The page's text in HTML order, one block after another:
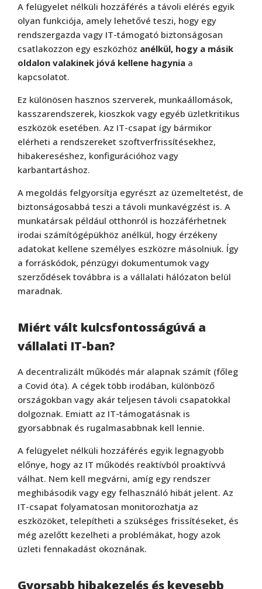
A felügyelet nélküli hozzáférés a távoli elérés egyik
olyan funkciója, amely lehetővé teszi, hogy egy
rendszergazda vagy IT-támogató biztonságosan
csatlakozzon egy eszközhöz anélkül, hogy a másik
oldalon valakinek jóvá kellene hagynia a
kapcsolatot.
Ez különösen hasznos szerverek, munkaállomások,
kasszarendszerek, kioszkok vagy egyéb üzletkritikus
eszközök esetében. Az IT-csapat így bármikor
elérheti a rendszereket szoftverfrissítésekhez,
hibakereséshez, konfigurációhoz vagy
karbantartáshoz.
A megoldás felgyorsítja egyrészt az üzemeltetést, de
biztonságosabbá teszi a távoli munkavégzést is. A
munkatársak például otthonról is hozzáférhetnek
irodai számítógépükhöz anélkül, hogy érzékeny
adatokat kellene személyes eszközre másolniuk. Így
a forráskódok, pénzügyi dokumentumok vagy
szerződések továbbra is a vállalati hálózaton belül
maradnak.
Miért vált kulcsfontosságúvá a
vállalati IT-ban?
A decentralizált működés már alapnak számít (főleg
a Covid óta). A cégek több irodában, különböző
országokban vagy akár teljesen távoli csapatokkal
dolgoznak. Emiatt az IT-támogatásnak is
gyorsabbnak és rugalmasabbnak kell lennie.
A felügyelet nélküli hozzáférés egyik legnagyobb
előnye, hogy az IT működés reaktívból proaktívvá
válhat. Nem kell megvárni, amíg egy rendszer
meghibásodik vagy egy felhasználó hibát jelent. Az
IT-csapat folyamatosan monitorozhatja az
eszközöket, telepítheti a szükséges frissítéseket, és
még azelőtt kezelheti a problémákat, hogy azok
üzleti fennakadást okoznának.
Gyorsabb hibakezelés és kevesebb